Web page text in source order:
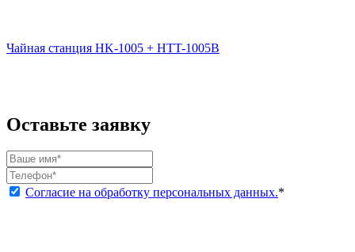
Чайная станция HK-1005 + HTT-1005B
Оставьте заявку
Согласие на обработку персональных данных.*